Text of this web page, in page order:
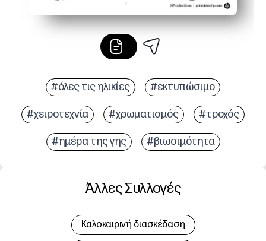
#όλες τις ηλικίες #εκτυπώσιμο
#χειροτεχνία #χρωματισμός #τροχός
#ημέρα της γης #βιωσιμότητα
Άλλες Συλλογές
Καλοκαιρινή διασκέδαση